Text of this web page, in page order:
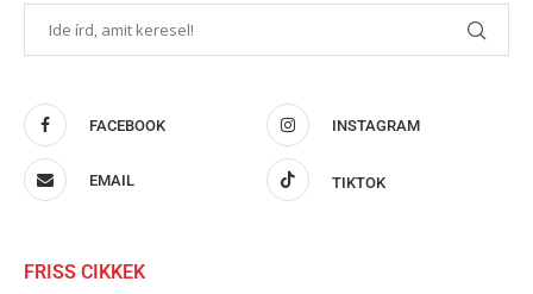
FACEBOOK INSTAGRAM
EMAIL TIKTOK
FRISS CIKKEK